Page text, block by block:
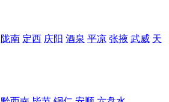
陇南 定西 庆阳 酒泉 平凉 张掖 武威 天